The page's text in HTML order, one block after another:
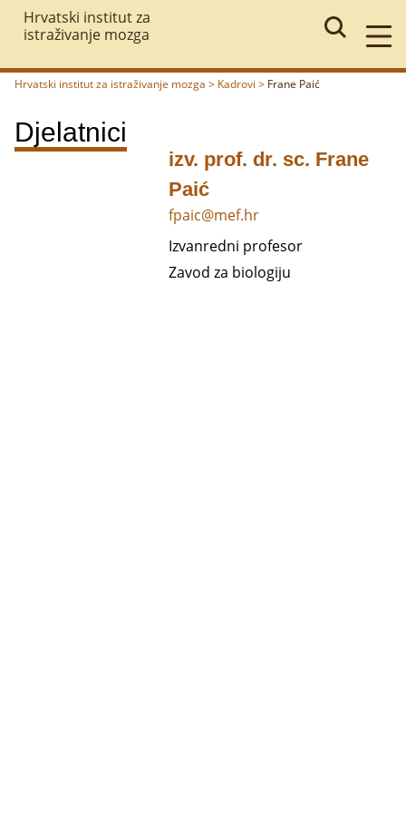
Hrvatski institut za
istraživanje mozga
Hrvatski institut za istraživanje mozga > Kadrovi > Frane Paić
Djelatnici
Povratak
izv. prof. dr. sc. Frane
Paić
fpaic@mef.hr
Izvanredni profesor
Zavod za biologiju